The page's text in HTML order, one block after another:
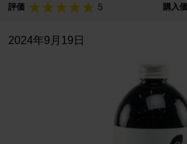
評価 5 購入
2024年9月19日